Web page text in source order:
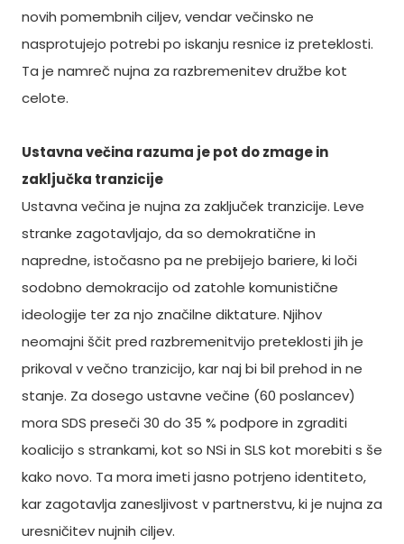
novih pomembnih ciljev, vendar večinsko ne
nasprotujejo potrebi po iskanju resnice iz preteklosti.
Ta je namreč nujna za razbremenitev družbe kot
celote.
Ustavna večina razuma je pot do zmage in
zaključka tranzicije
Ustavna večina je nujna za zaključek tranzicije. Leve
stranke zagotavljajo, da so demokratične in
napredne, istočasno pa ne prebijejo bariere, ki loči
sodobno demokracijo od zatohle komunistične
ideologije ter za njo značilne diktature. Njihov
neomajni ščit pred razbremenitvijo preteklosti jih je
prikoval v večno tranzicijo, kar naj bi bil prehod in ne
stanje. Za dosego ustavne večine (60 poslancev)
mora SDS preseči 30 do 35 % podpore in zgraditi
koalicijo s strankami, kot so NSi in SLS kot morebiti s še
kako novo. Ta mora imeti jasno potrjeno identiteto,
kar zagotavlja zanesljivost v partnerstvu, ki je nujna za
uresničitev nujnih ciljev.